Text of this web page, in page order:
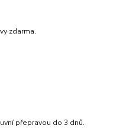
zdarma.
přepravou do 3 dnů.